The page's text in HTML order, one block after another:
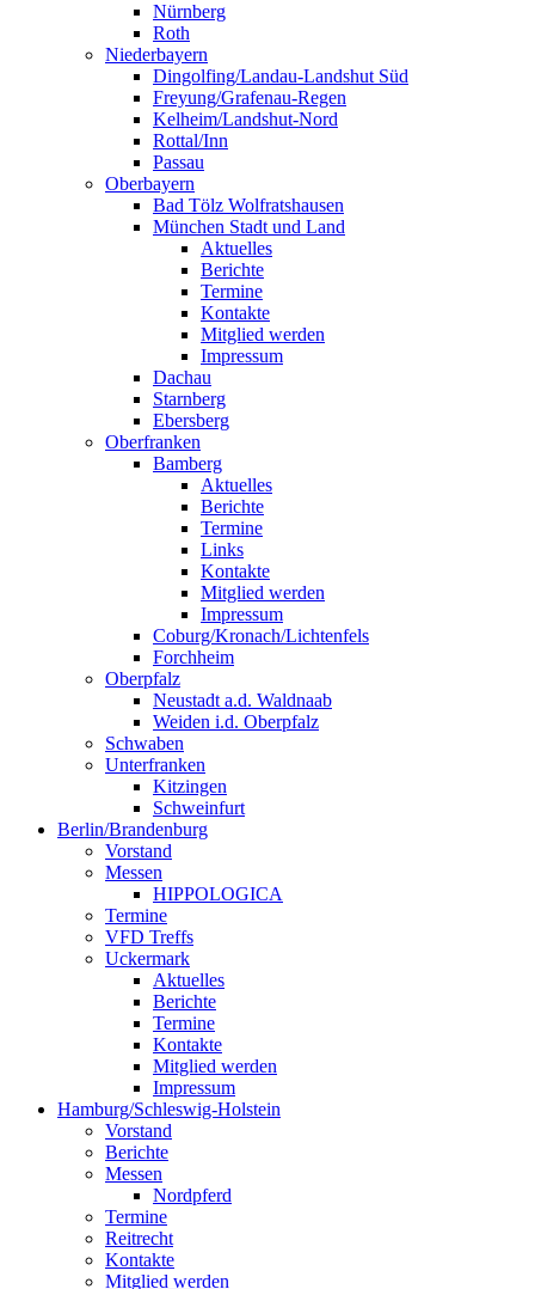
Nürnberg
Roth
Niederbayern
Dingolfing/Landau-Landshut Süd
Freyung/Grafenau-Regen
Kelheim/Landshut-Nord
Rottal/Inn
Passau
Oberbayern
Bad Tölz Wolfratshausen
München Stadt und Land
Aktuelles
Berichte
Termine
Kontakte
Mitglied werden
Impressum
Dachau
Starnberg
Ebersberg
Oberfranken
Bamberg
Aktuelles
Berichte
Termine
Links
Kontakte
Mitglied werden
Impressum
Coburg/Kronach/Lichtenfels
Forchheim
Oberpfalz
Neustadt a.d. Waldnaab
Weiden i.d. Oberpfalz
Schwaben
Unterfranken
Kitzingen
Schweinfurt
Berlin/Brandenburg
Vorstand
Messen
HIPPOLOGICA
Termine
VFD Treffs
Uckermark
Aktuelles
Berichte
Termine
Kontakte
Mitglied werden
Impressum
Hamburg/Schleswig-Holstein
Vorstand
Berichte
Messen
Nordpferd
Termine
Reitrecht
Kontakte
Mitglied werden